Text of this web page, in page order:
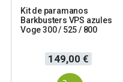
Kit de paramanos
Barkbusters VPS azules
Voge 300 / 525 / 800
Precio
149,00 €